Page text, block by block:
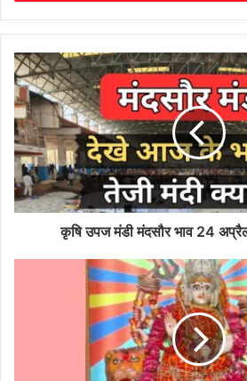
कृषि उपज मंडी मंदसौर भाव 24